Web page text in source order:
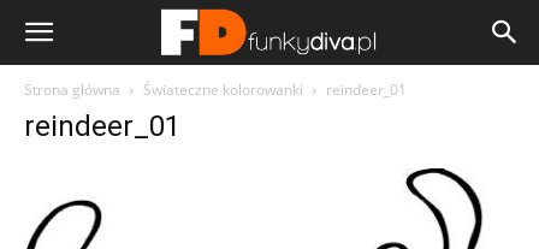
Strona główna Świateczne kolorowanki reindeer_01
reindeer_01